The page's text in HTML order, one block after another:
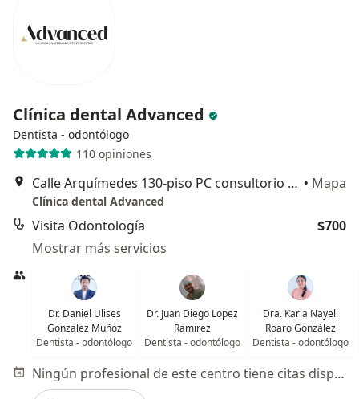
Clínica dental Advanced
Dentista - odontólogo
110 opiniones
Calle Arquímedes 130-piso PC consultorio 10, Polanco, Polanco IV Secc,, Miguel Hidalgo • Mapa
Clínica dental Advanced
Visita Odontología
$700
Mostrar más servicios
Dr. Daniel Ulises
Gonzalez Muñoz
Dentista - odontólogo
Dr. Juan Diego Lopez
Ramirez
Dentista - odontólogo
Dra. Karla Nayeli
Roaro González
Dentista - odontólogo
Ningún profesional de este centro tiene citas disponibles